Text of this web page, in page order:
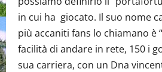
in cui ha giocato. Il suo nome
più accaniti fans lo chiamano è
facilità di andare in rete, 150 i
sua carriera, con un Dna